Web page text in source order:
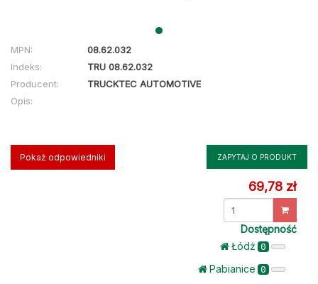
MPN:
08.62.032
Indeks:
TRU 08.62.032
Producent:
TRUCKTEC AUTOMOTIVE
Opis:
Pokaż odpowiedniki ZAPYTAJ O PRODUKT
69,78 zł
Dostępność
Łódż 0
Pabianice 0